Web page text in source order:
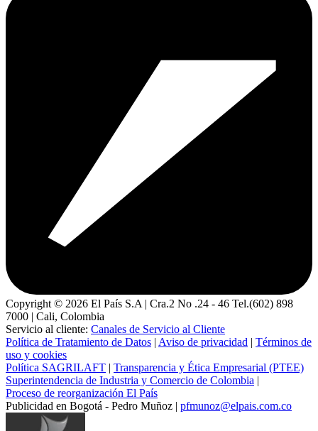
Copyright © 2026 El País S.A | Cra.2 No .24 - 46 Tel.(602) 898
7000 | Cali, Colombia
Servicio al cliente: Canales de Servicio al Cliente
Política de Tratamiento de Datos | Aviso de privacidad | Términos de
uso y cookies
Política SAGRILAFT | Transparencia y Ética Empresarial (PTEE)
Superintendencia de Industria y Comercio de Colombia |
Proceso de reorganización El País
Publicidad en Bogotá - Pedro Muñoz | pfmunoz@elpais.com.co